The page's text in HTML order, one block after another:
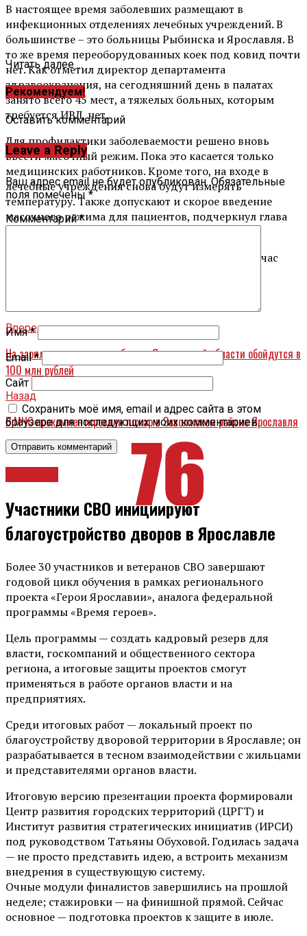
В настоящее время заболевших размещают в
инфекционных отделениях лечебных учреждений. В
большинстве – это больницы Рыбинска и Ярославля. В
то же время переоборудованных коек под ковид почти
нет. Как отметил директор департамента
здравоохранения, на сегодняшний день в палатах
занято всего 45 мест, а тяжелых больных, которым
требуется ИВЛ, нет.
Для профилактики заболеваемости решено вновь
ввести масочный режим. Пока это касается только
медицинских работников. Кроме того, на входе в
лечебные учреждения снова будут измерять
температуру. Также допускают и скорое введение
масочного режима для пациентов, подчеркнул глава
Вместе с тем Сергей Луганский отметил, что сейчас
Вперед
На зарплаты и камеры: выборы в Ярославской области обойдутся в
100 млн рублей
Назад
В МЧС прокомментировали пожар в Заволжском районе Ярославля
Читать далее ...
Рекомендуем!
Оставить комментарий
Leave a Reply
Ваш адрес email не будет опубликован. Обязательные
поля помечены *
Комментарий*
Имя*
Email*
Сайт
Сохранить моё имя, email и адрес сайта в этом
браузере для последующих моих комментариев.
Участники СВО инициируют
благоустройство дворов в Ярославле
Более 30 участников и ветеранов СВО завершают
годовой цикл обучения в рамках регионального
проекта «Герои Ярославии», аналога федеральной
программы «Время героев».
Цель программы — создать кадровый резерв для
власти, госкомпаний и общественного сектора
региона, а итоговые защиты проектов смогут
применяться в работе органов власти и на
предприятиях.
Среди итоговых работ — локальный проект по
благоустройству дворовой территории в Ярославле; он
разрабатывается в тесном взаимодействии с жильцами
и представителями органов власти.
Итоговую версию презентации проекта формировали
Центр развития городских территорий (ЦРГТ) и
Институт развития стратегических инициатив (ИРСИ)
под руководством Татьяны Обуховой. Годилась задача
— не просто представить идею, а встроить механизм
внедрения в существующую систему.
Очные модули финалистов завершились на прошлой
неделе; стажировки — на финишной прямой. Сейчас
основное — подготовка проектов к защите в июле.